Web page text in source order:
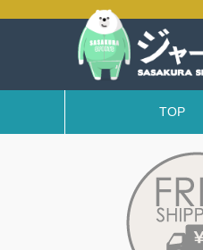
販とオリジナルプリント＆チー
TOP